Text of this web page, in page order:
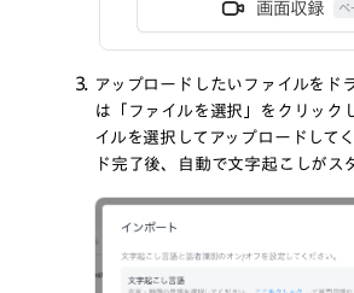
アップロードしたいファイルをド
は「ファイルを選択」をクリック
イルを選択してアップロードして
ド完了後、自動で文字起こしがス